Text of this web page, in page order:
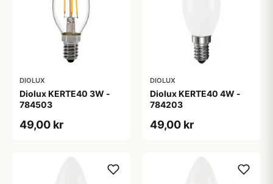
DIOLUX
Diolux KERTE40 3W -
784503
49,00 kr
DIOLUX
Diolux KERTE40 4W -
784203
49,00 kr